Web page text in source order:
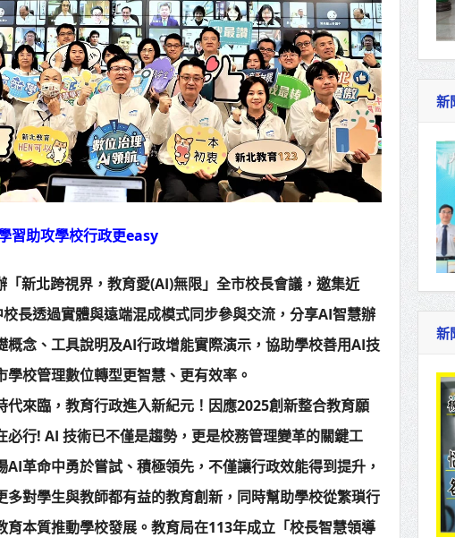
東照山關帝廟全國國中小學書法比賽 圓滿落幕
德總統主持將官晉任 期勉精進不對稱戰力
安再拋出「倒閣說」 喊推陳其邁組閣
統肯定「金唐獎」得獎者及入圍者 允諾完善支持
習助攻學校行政更easy
新北跨視界，教育愛(AI)無限」全市校長會議，邀集近
長透過實體與遠端混成模式同步參與交流，分享AI智慧辦
概念、工具說明及AI行政增能實際演示，協助學校善用AI技
校管理數位轉型更智慧、更有效率。
代來臨，教育行政進入新紀元！因應2025創新整合教育願
必行! AI 技術已不僅是趨勢，更是校務管理變革的關鍵工
革命中勇於嘗試、積極領先，不僅讓行政效能得到提升，
多對學生與教師都有益的教育創新，同時幫助學校從繁瑣行
育本質推動學校發展。教育局在113年成立「校長智慧領導
新
新